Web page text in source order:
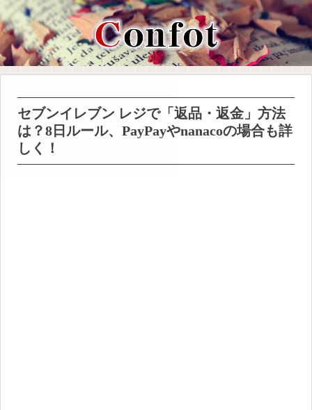
セブンイレブン レジで「返品・返金」方法
は？8日ルール、PayPayやnanacoの場合も詳
しく！